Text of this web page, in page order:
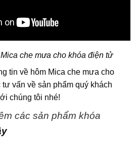
che mưa cho khóa điện tử
tin về hôm Mica che mưa cho
vấn về sản phẩm quý khách
chúng tôi nhé!
các sản phẩm khóa